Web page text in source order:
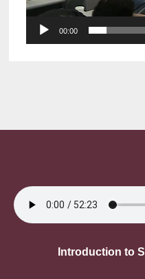
00:00
Introduction to